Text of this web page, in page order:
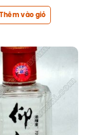
Thêm vào giỏ